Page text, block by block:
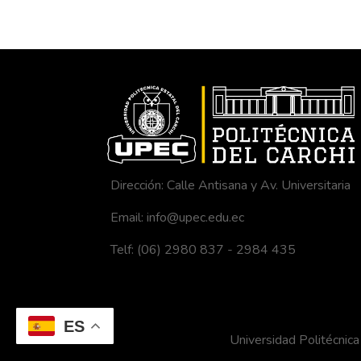
ES
Dirección: Calle Antisana y Av. Universitaria
Email: info@upec.edu.ec
Telf: (06) 2980 837 - 2984 435
Universidad